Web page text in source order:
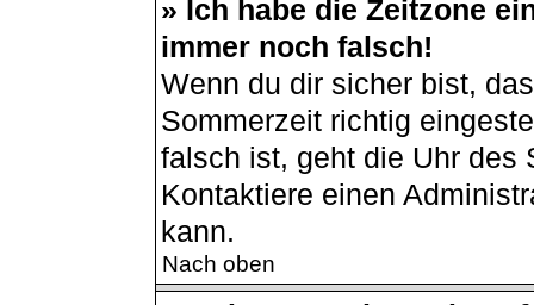
» Ich habe die Zeitzone
immer noch falsch!
Wenn du dir sicher bist,
Sommerzeit richtig
falsch ist, geht die Uhr des
Kontaktiere einen
kann.
Nach oben